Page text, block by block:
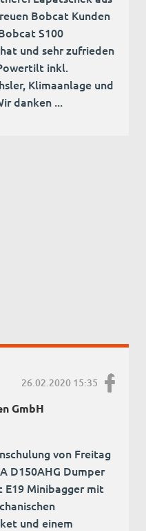
Bobcat Kunden
S100
und sehr zufrieden
inkl.
Klimaanlage und
danken ...
26.02.2020 15:35
GmbH
von Freitag
D150AHG Dumper
E19 Minibagger mit
und einem